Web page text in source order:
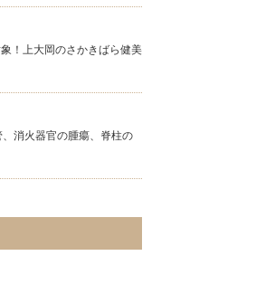
！上大岡のさかきばら健美
消火器官の腫瘍、脊柱の